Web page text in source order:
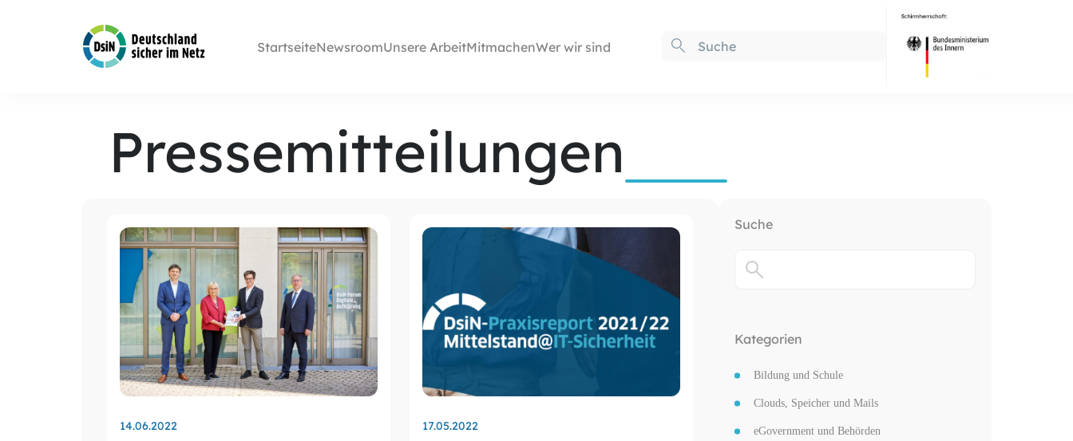
StartseiteNewsroomUnsere ArbeitMitmachenWer wir sind
Pressemitteilungen
14.06.2022 17.05.2022
Suche
Kategorien
Bildung und Schule
Clouds, Speicher und Mails
eGovernment und Behörden